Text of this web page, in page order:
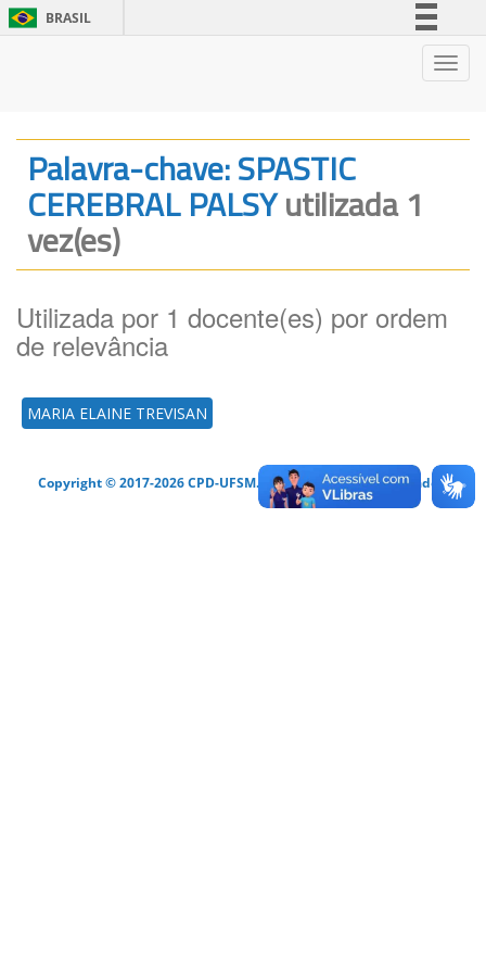
BRASIL
Legislação
Canais
Palavra-chave: SPASTIC
CEREBRAL PALSYutilizada 1
vez(es)
Utilizada por 1 docente(es) por ordem
de relevância
MARIA ELAINE TREVISAN
Copyright © 2017-2026 CPD-UFSM. Todos os direitos reservados.